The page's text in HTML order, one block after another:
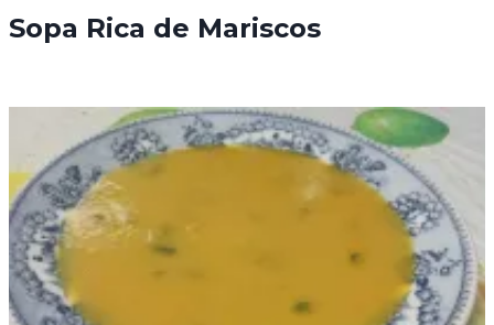
Sopa Rica de Mariscos